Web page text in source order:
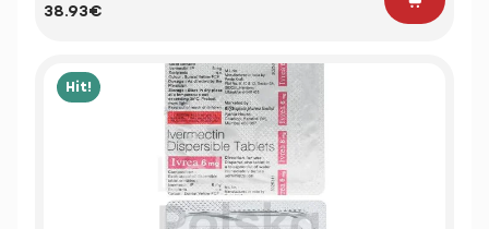
38.93€
Hit!